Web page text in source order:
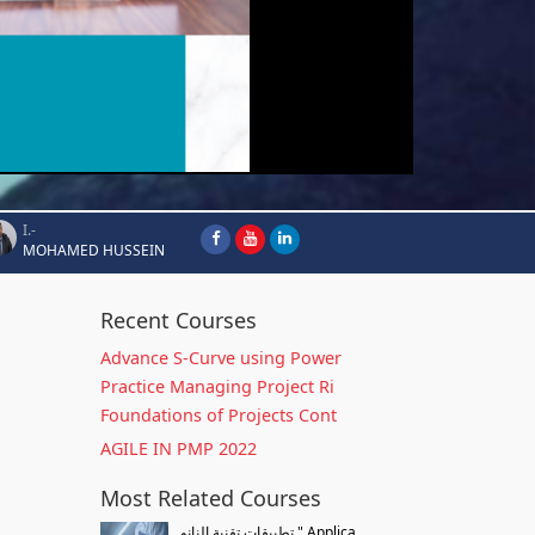
I.-
MOHAMED HUSSEIN
Recent Courses
Advance S-Curve using Power
Practice Managing Project Ri
Foundations of Projects Cont
AGILE IN PMP 2022
Most Related Courses